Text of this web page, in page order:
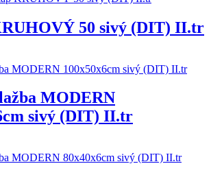
50 sivý (DIT) II.tr
MODERN
sivý (DIT) II.tr